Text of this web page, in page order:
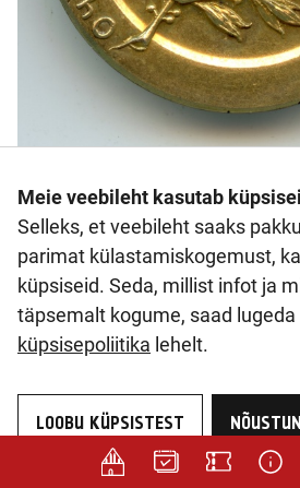
521
Meie veebileht kasutab
Selleks, et veebileht saaks
parimat külastamiskogemust,
küpsiseid. Seda, millist infot ja
täpsemalt kogume, saad lugeda
küpsisepoliitika lehelt.
LOOBU KÜPSISTEST